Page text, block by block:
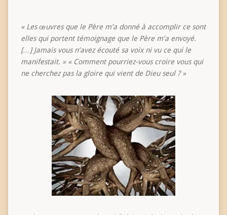
« Les œuvres que le Père m’a donné à accomplir ce sont
elles qui portent témoignage que le Père m’a envoyé.
[…] Jamais vous n’avez écouté sa voix ni vu ce qui le
manifestait. » « Comment pourriez-vous croire vous qui
ne cherchez pas la gloire qui vient de Dieu seul ? »